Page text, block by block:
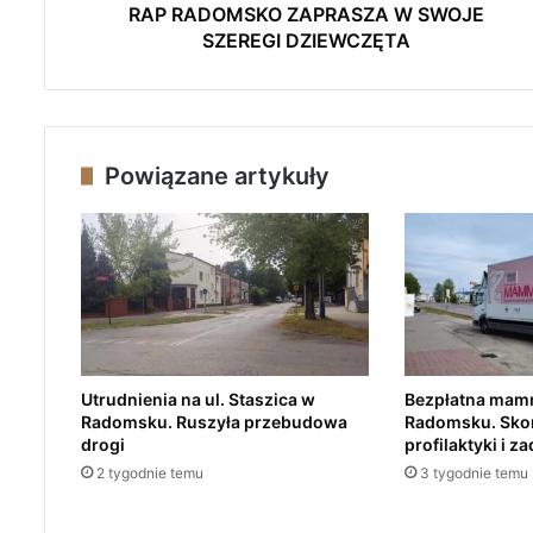
A
S
Z
A
W
W
O
S
Z
E
RAP RADOMSKO ZAPRASZA W SWOJE
SZEREGI DZIEWCZĘTA
Powiązane artykuły
Utrudnienia na ul. Staszica w
Radomsku. Ruszyła przebudowa
drogi
2 tygodnie temu
Bezpłatna
Radomsku.
profilaktyki i
3 tygodnie temu